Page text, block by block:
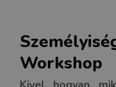
Workshop